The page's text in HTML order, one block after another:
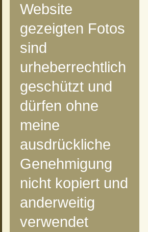
Website
gezeigten Fotos
sind
urheberrechtlich
geschützt und
dürfen ohne
meine
ausdrückliche
Genehmigung
nicht kopiert und
anderweitig
verwendet